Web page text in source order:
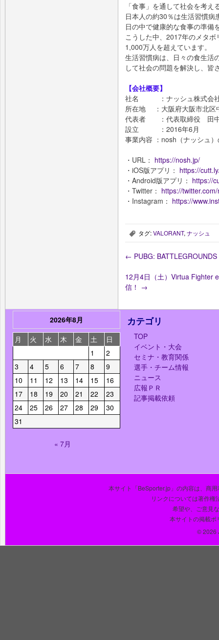
「食事」を通して社会を考え
日本人の約30％は生活習慣
日の中で健康的な食事の準備
こうした中、2017年のメタ
1,000万人を超えています。
生活習慣病は、日々の食生活
して社会の問題を解決し、皆
【会社概要】
社名 ：ナッシュ株式会
所在地 ：大阪府大阪市北区
代表者 ：代表取締役 田
設立 ：2016年6月
事業内容 ：nosh（ナッシュ
・URL： https://nosh.jp/
・iOS版アプリ： https://
・Android版アプリ： https://
・Twitter： https://
・Instagram： https://
, タグ:VALORANT, ナッシュ
← PUBG:
12月4日（土）Virtua Fighter
信！ →
2026年8月
月
火 水 木 金 土
日
1
2
3
4 5 6 7 8
9
10
11 12 13 14 15
16
17
18 19 20 21 22
23
24
25 26 27 28 29
30
31
« 7月
カテゴリ
TOP
イベント・大会
セミナ・教育関係
選手・チーム情報
ニュース
広報ＰＲ
記事掲載依頼
本サイト「BeSporter.jp」の内容は、商
リンクについては著作権
希望や、ご意見
本サイトの掲載ポ
© 2026